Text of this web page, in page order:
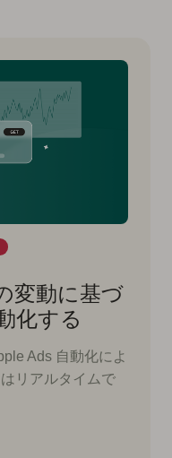
変動に基づ
化する
Ads 自動化によ
リアルタイムで